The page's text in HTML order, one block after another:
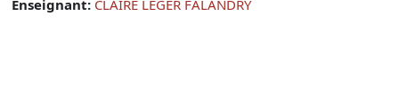
Enseignant: CLAIRE LEGER FALANDRY